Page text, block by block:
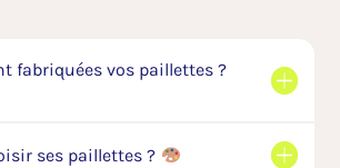
fabriquées vos paillettes ?
ses paillettes ?